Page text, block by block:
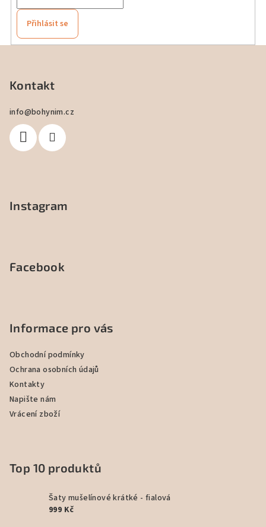
Přihlásit se
Kontakt
info@bohynim.cz
Instagram
Facebook
Informace pro vás
Obchodní podmínky
Ochrana osobních údajů
Kontakty
Napište nám
Vrácení zboží
Top 10 produktů
Šaty mušelínové krátké - fialová
999 Kč